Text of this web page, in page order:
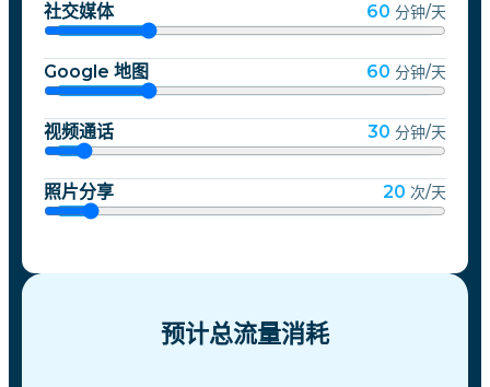
社交媒体 60 分钟/天
Google 地图 60 分钟/天
视频通话 30 分钟/天
照片分享 20 次/天
预计总流量消耗